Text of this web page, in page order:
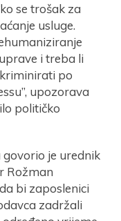
se trošak za
usluge.
i treba li
po
upozorava
političko
je urednik
Rožman
bi zaposlenici
zadržali